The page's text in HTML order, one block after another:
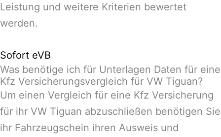
Leistung und weitere Kriterien bewertet
werden.
Sofort eVB
Was benötige ich für Unterlagen Daten für eine
Kfz Versicherungsvergleich für VW Tiguan?
Um einen Vergleich für eine Kfz Versicherung
für ihr VW Tiguan abzuschließen benötigen Sie
ihr Fahrzeugschein ihren Ausweis und